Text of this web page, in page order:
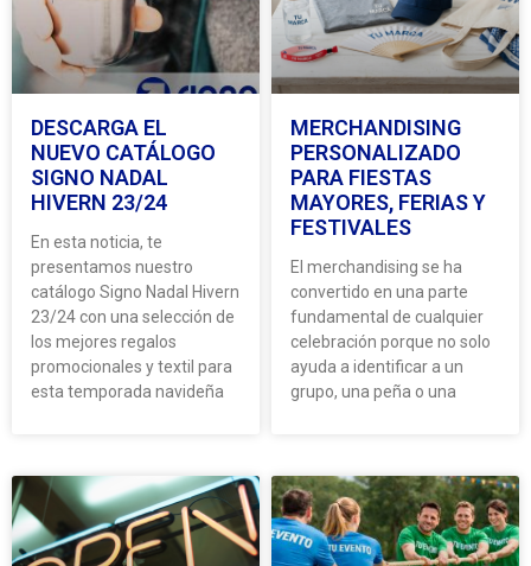
DESCARGA EL
NUEVO CATÁLOGO
SIGNO NADAL
HIVERN 23/24
En esta noticia, te
presentamos nuestro
catálogo Signo Nadal Hivern
23/24 con una selección de
los mejores regalos
promocionales y textil para
esta temporada navideña
MERCHANDISING
PERSONALIZADO
PARA FIESTAS
MAYORES, FERIAS Y
FESTIVALES
El merchandising se ha
convertido en una parte
fundamental de cualquier
celebración porque no solo
ayuda a identificar a un
grupo, una peña o una